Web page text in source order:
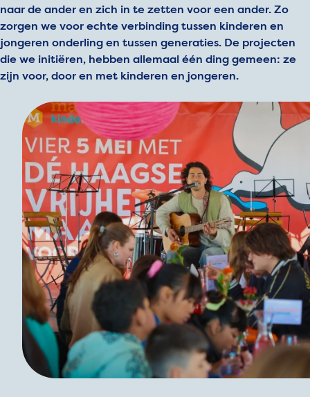
naar de ander en zich in te zetten voor een ander. Zo
zorgen we voor echte verbinding tussen kinderen en
jongeren onderling en tussen generaties. De projecten
die we initiëren, hebben allemaal één ding gemeen: ze
zijn voor, door en met kinderen en jongeren.